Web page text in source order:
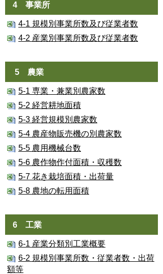
4 事業所
4-1 規模別事業所数及び従業者数
4-2 産業別事業所数及び従業者数
5 農業
5-1 専業・兼業別農家数
5-2 経営耕地面積
5-3 経営規模別農家数
5-4 農産物販売機の別農家数
5-5 農用機械台数
5-6 農作物作付面積・収穫数
5-7 花き栽培面積・出荷量
5-8 農地の転用面積
6 工業
6-1 産業分類別工業概要
6-2 規模別事業所数・従業者数・出荷
額等